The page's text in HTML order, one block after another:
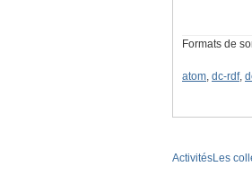
Formats de
atom, dc-rdf,
ActivitésLes